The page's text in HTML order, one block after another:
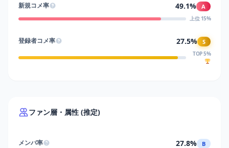
新規コメ率 49.1% A
上位 15%
登録者コメ率 27.5% S
TOP 5%
ファン層・属性 (推定)
メンバ率 27.8% B